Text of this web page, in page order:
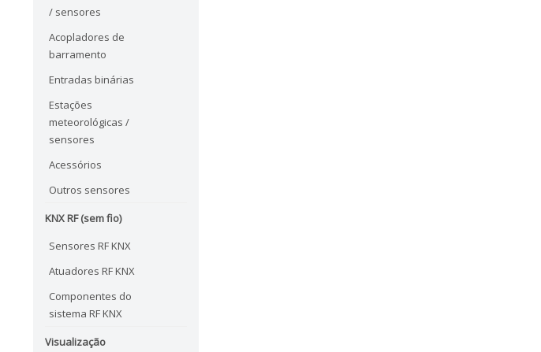
/ sensores
Acopladores de
barramento
Entradas binárias
Estações
meteorológicas /
sensores
Acessórios
Outros sensores
KNX RF (sem fio)
Sensores RF KNX
Atuadores RF KNX
Componentes do
sistema RF KNX
Visualização